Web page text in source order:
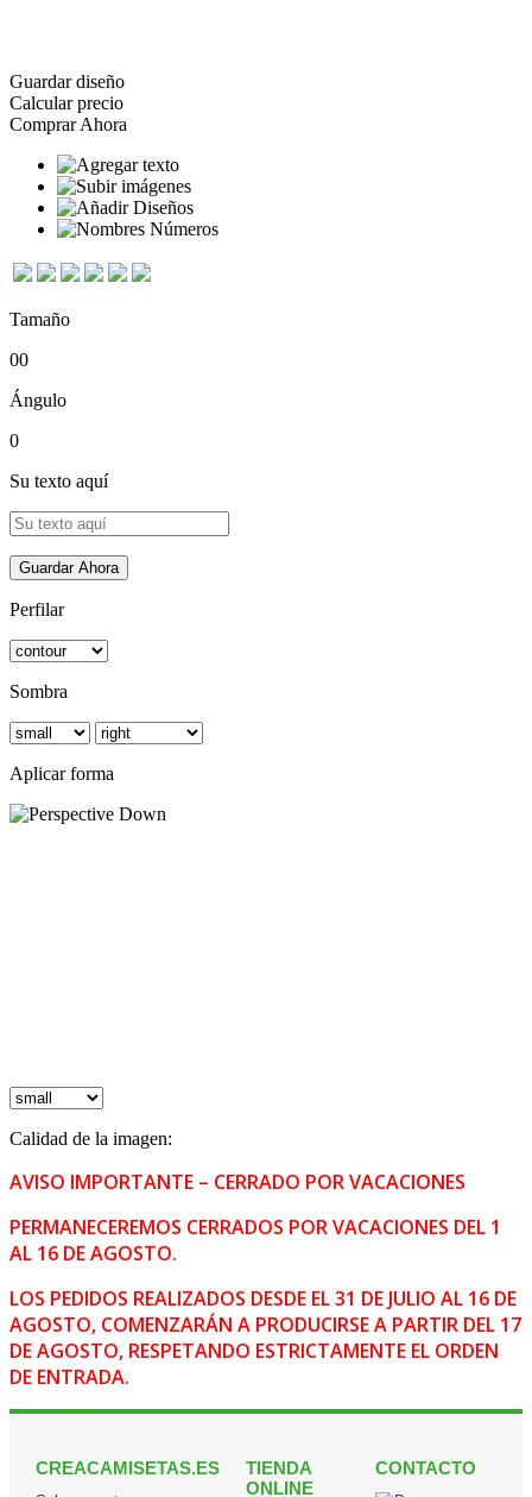
Guardar diseño
Calcular precio
Comprar Ahora
Tamaño
00
Ángulo
0
Su texto aquí
Guardar Ahora
Perfilar
Sombra
Aplicar forma
Calidad de la imagen:
AVISO IMPORTANTE – CERRADO POR VACACIONES
PERMANECEREMOS CERRADOS POR VACACIONES DEL 1
AL 16 DE AGOSTO.
LOS PEDIDOS REALIZADOS DESDE EL 31 DE JULIO AL 16 DE
AGOSTO, COMENZARÁN A PRODUCIRSE A PARTIR DEL 17
DE AGOSTO, RESPETANDO ESTRICTAMENTE EL ORDEN
DE ENTRADA.
CREACAMISETAS.ES
TIENDA
ONLINE
CONTACTO